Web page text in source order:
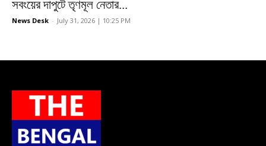
সবংয়ের দাপুটে তৃণমূল নেতার...
News Desk - July 31, 2026 | 10:25 PM